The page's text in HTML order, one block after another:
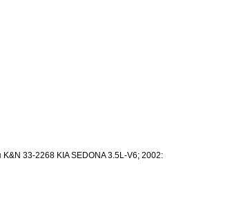
33-2268 KIA SEDONA 3.5L-V6; 2002: